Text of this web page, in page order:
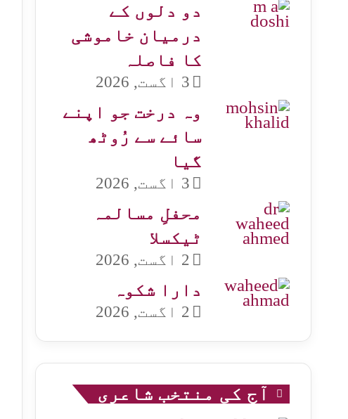
دو دلوں کے
درمیان خاموشی
کا فاصلہ
3 اگست, 2026
وہ درخت جو اپنے
سائے سے رُوٹھ
گیا
3 اگست, 2026
محفلِ مسالمہ
ٹیکسلا
2 اگست, 2026
دارا شکوہ
2 اگست, 2026
آج کی منتخب شاعری